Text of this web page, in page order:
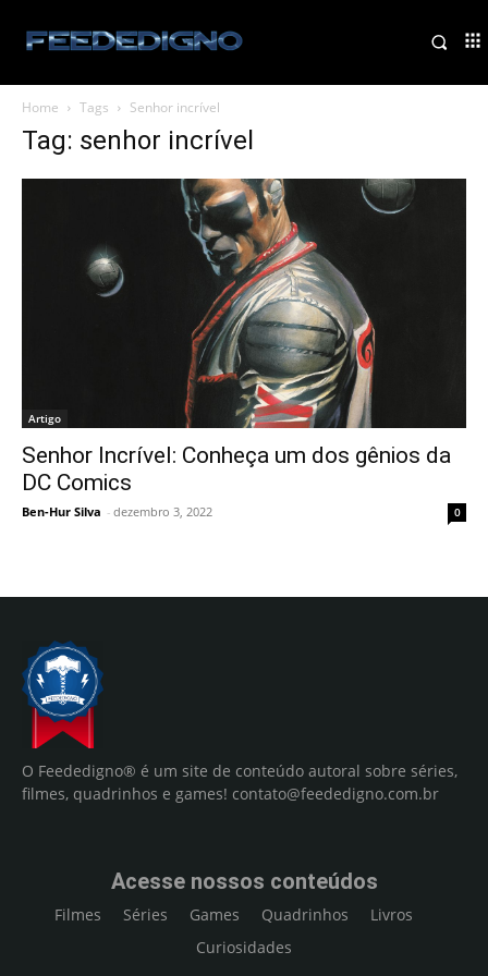
Home Tags Senhor incrível
Tag: senhor incrível
Artigo
Senhor Incrível: Conheça um dos gênios da
DC Comics
Ben-Hur Silva - dezembro 3, 2022 0
O Feededigno® é um site de conteúdo autoral sobre séries,
filmes, quadrinhos e games! contato@feededigno.com.br
Acesse nossos conteúdos
Filmes Séries Games Quadrinhos
Livros
Curiosidades